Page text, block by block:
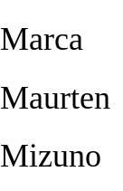
Marca
Maurten
Mizuno